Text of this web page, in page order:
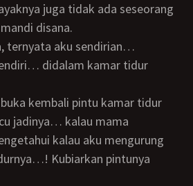
juga tidak ada seseorang
disana.
didalam kamar tidur
jadinya… kalau mama
kalau aku mengurung
Kubiarkan pintunya